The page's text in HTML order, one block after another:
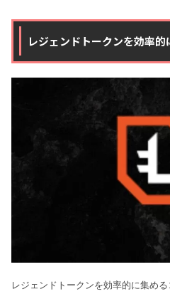
レジェンドトークンを効率的
レジェンドトークンを効率的に集める